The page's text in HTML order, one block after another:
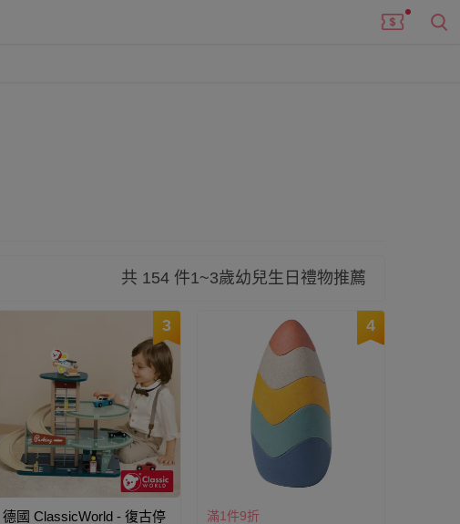
玩具，像是家家酒娃娃、布書...等等；或是2歲也能開
小孩喔！
共 154 件1~3歲幼兒生日禮物推薦
3
德國 ClassicWorld - 復古停
4
滿1件9折